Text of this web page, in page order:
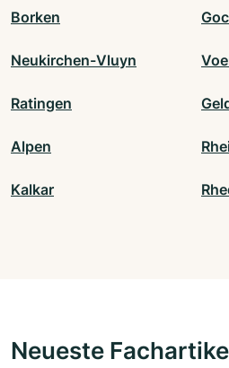
Borken
Neukirchen-Vluyn
Ratingen
Alpen
Kalkar
Neueste